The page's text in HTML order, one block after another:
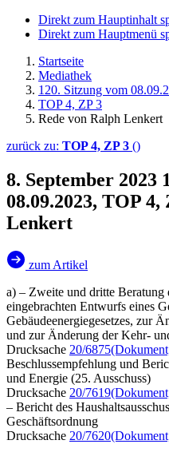
Direkt zum Hauptinhalt
Direkt zum Hauptmenü
Startseite
Mediathek
120. Sitzung vom
TOP 4, ZP 3
Rede von Ralph Lenkert
zurück zu: TOP 4, ZP 3 ()
8. September 2023
08.09.2023, TOP
Lenkert
zum Artikel
a) – Zweite und dritte Beratung
eingebrachten Entwurfs eines
Gebäudeenergiegesetzes, zur
und zur Änderung der Kehr-
Drucksache 20/6875
Beschlussempfehlung und
und Energie (25. Ausschuss)
Drucksache 20/7619
– Bericht des
Geschäftsordnung
Drucksache 20/7620